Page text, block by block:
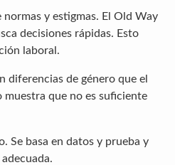
y estigmas. El Old Way
decisiones rápidas. Esto
laboral.
diferencias de género que el
que no es suficiente
Se basa en datos y prueba y